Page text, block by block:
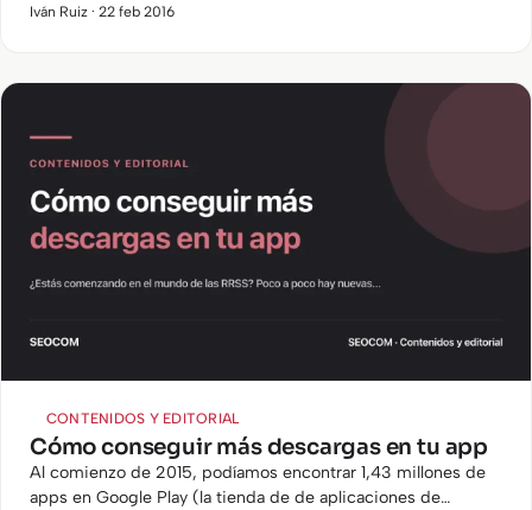
para tener una estrategia online diversificada y que responda
Iván Ruiz · 22 feb 2016
CONTENIDOS Y EDITORIAL
Cómo conseguir más descargas en tu app
Al comienzo de 2015, podíamos encontrar 1,43 millones de
apps en Google Play (la tienda de de aplicaciones de